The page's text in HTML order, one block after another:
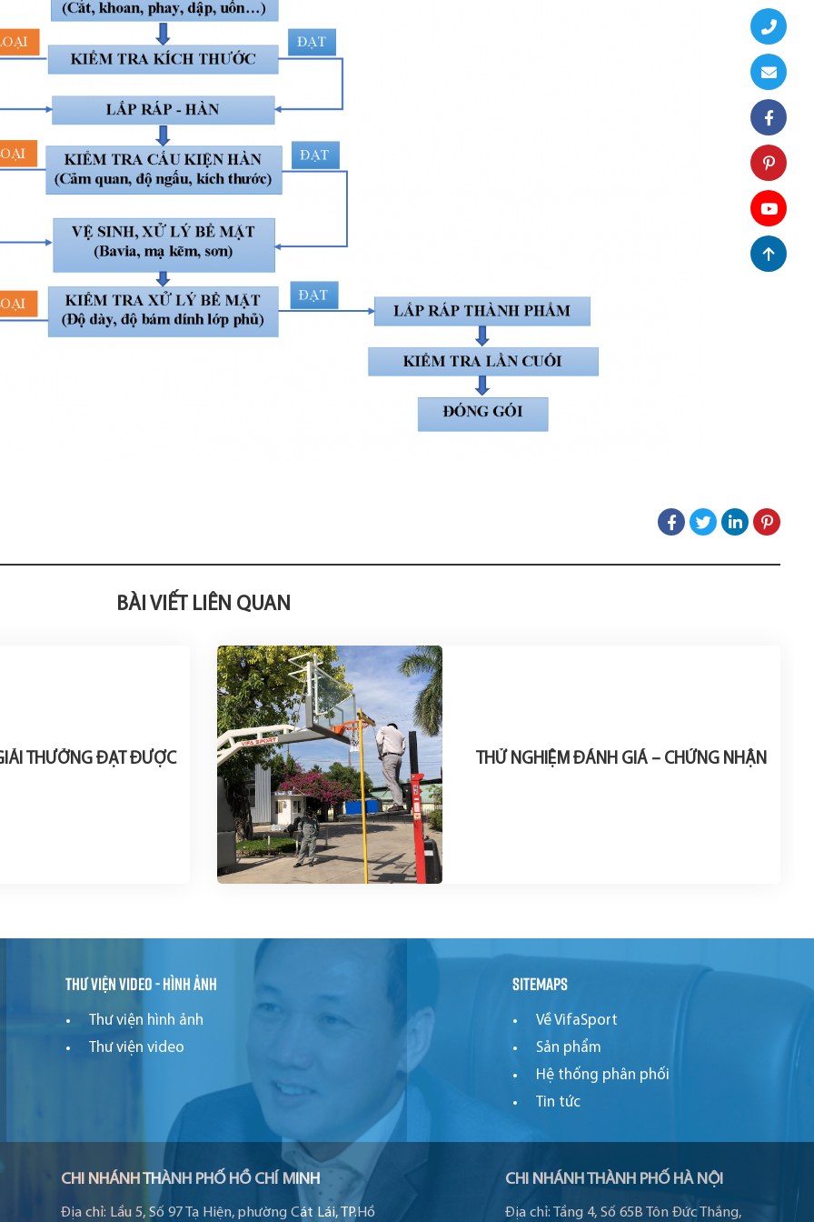
BÀI VIẾT LIÊN QUAN
THƯỞNG ĐẠT ĐƯỢC THỬ NGHIỆM ĐÁNH GIÁ – CHỨNG NHẬN
Thư viện video - hình ảnh
Thư viện hình ảnh
Thư viện video
Sitemaps
Về VifaSport
Sản phẩm
Hệ thống phân phối
Tin tức
CHI NHÁNH THÀNH PHỐ HỒ CHÍ MINH
Địa chỉ: Lầu 5, Số 97 Tạ Hiện, phường Cát Lái, TP.Hồ
CHI NHÁNH THÀNH PHỐ HÀ NỘI
Địa chỉ: Tầng 4, Số 65B Tôn Đức Thắng,